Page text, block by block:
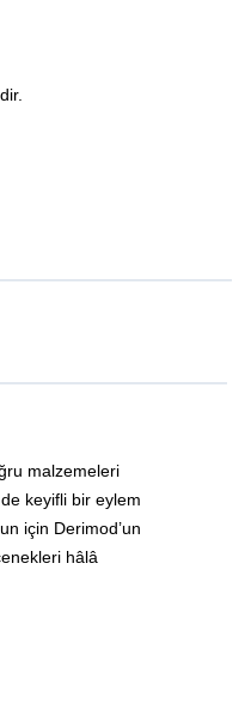
malzemeleri
keyifli bir eylem
için Derimod’un
hâlâ